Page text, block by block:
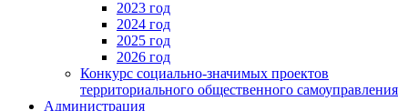
2023 год
2024 год
2025 год
2026 год
Конкурс социально-значимых проектов
территориального общественного самоуправления
Администрация